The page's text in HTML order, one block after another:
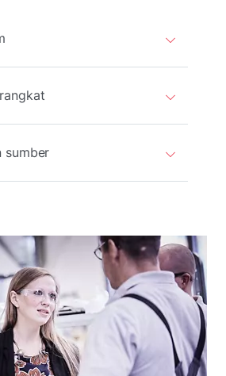
sumber